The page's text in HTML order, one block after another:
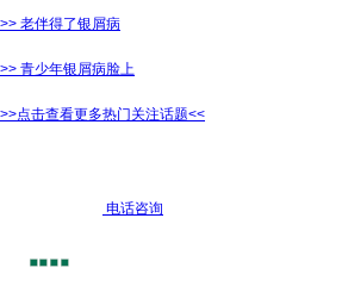
>> 老伴得了银屑病
>> 青少年银屑病脸上
>>点击查看更多热门关注话题<<
电话咨询